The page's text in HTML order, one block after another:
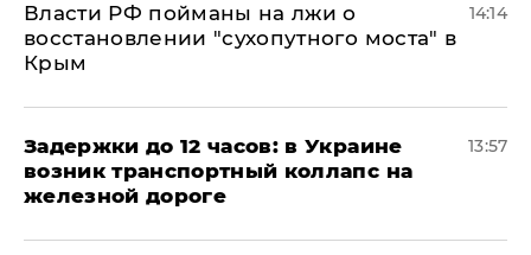
Власти РФ пойманы на лжи о
восстановлении "сухопутного моста" в
Крым
14:14
Задержки до 12 часов: в Украине
возник транспортный коллапс на
железной дороге
13:57